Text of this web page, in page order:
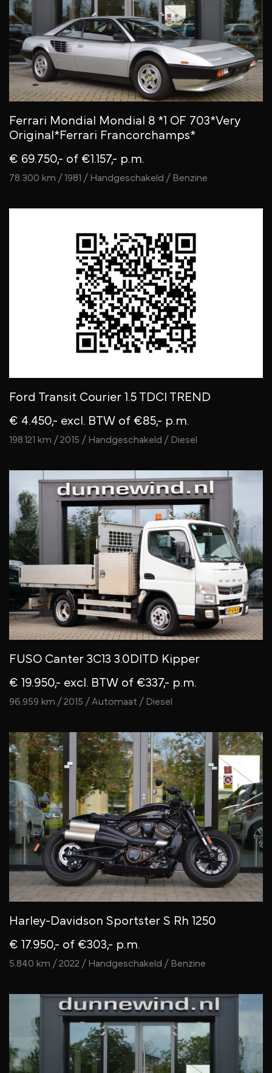
Ferrari Mondial Mondial 8 *1 OF 703*Very
Original*Ferrari Francorchamps*
€ 69.750,- of €1.157,- p.m.
78.300 km / 1981 / Handgeschakeld / Benzine
Ford Transit Courier 1.5 TDCI TREND
€ 4.450,- excl. BTW of €85,- p.m.
198.121 km / 2015 / Handgeschakeld / Diesel
FUSO Canter 3C13 3.0DITD Kipper
€ 19.950,- excl. BTW of €337,- p.m.
96.959 km / 2015 / Automaat / Diesel
Harley-Davidson Sportster S Rh 1250
€ 17.950,- of €303,- p.m.
5.840 km / 2022 / Handgeschakeld / Benzine